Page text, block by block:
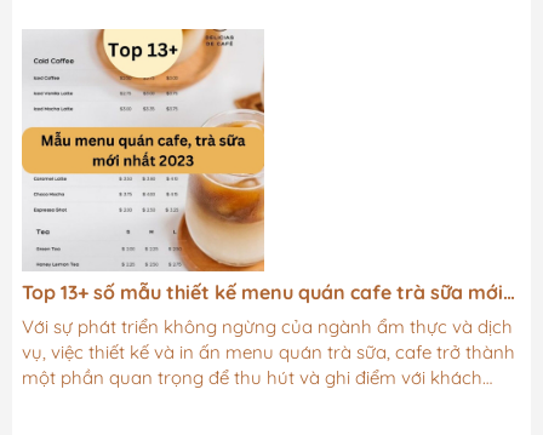
Vậy tại sao nhiều nhà hàng bỏ qua thiết kế menu nhà
hàng của họ và chỉ đơn giản là ném các mục menu trên
trang?Tôi nghĩ một phần lý do là họ không biết bắt đầu từ
đâu và làm cho nó phức tạp hơn mức cần...
Top 13+ số mẫu thiết kế menu quán cafe trà sữa mới
nhất 2023
Với sự phát triển không ngừng của ngành ẩm thực và dịch
vụ, việc thiết kế và in ấn menu quán trà sữa, cafe trở thành
một phần quan trọng để thu hút và ghi điểm với khách